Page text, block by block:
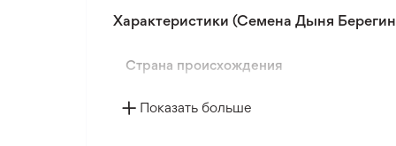
адаптивность к различным условиям
Характеристики (Семена Дыня
Страна происхождения
Показать больше